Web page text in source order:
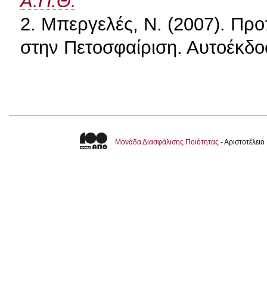
2. Μπεργελές, Ν. (2007).
στην Πετοσφαίριση.
Μονάδα Διασφάλισης Ποιότητας -